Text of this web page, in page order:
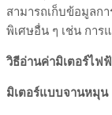
สามารถเก็บข้อมูลก
พิเศษอื่น ๆ เช่น การ
วิธีอ่านค่ามิเตอร์ไฟ
มิเตอร์แบบจานหมุน